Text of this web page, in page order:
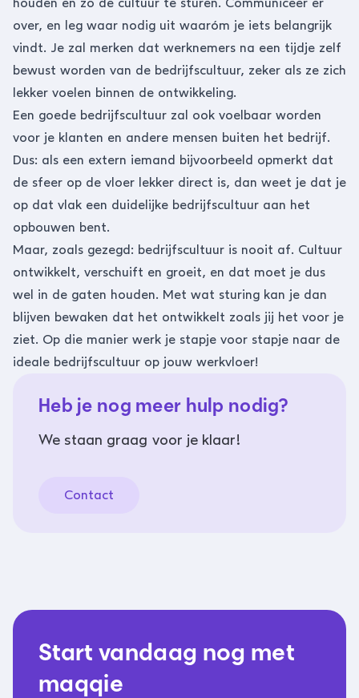
houden en zo de cultuur te sturen. Communiceer er
over, en leg waar nodig uit waaróm je iets belangrijk
vindt. Je zal merken dat werknemers na een tijdje zelf
bewust worden van de bedrijfscultuur, zeker als ze zich
lekker voelen binnen de ontwikkeling.
Een goede bedrijfscultuur zal ook voelbaar worden
voor je klanten en andere mensen buiten het bedrijf.
Dus: als een extern iemand bijvoorbeeld opmerkt dat
de sfeer op de vloer lekker direct is, dan weet je dat je
op dat vlak een duidelijke bedrijfscultuur aan het
opbouwen bent.
Maar, zoals gezegd: bedrijfscultuur is nooit af. Cultuur
ontwikkelt, verschuift en groeit, en dat moet je dus
wel in de gaten houden. Met wat sturing kan je dan
blijven bewaken dat het ontwikkelt zoals jij het voor je
ziet. Op die manier werk je stapje voor stapje naar de
ideale bedrijfscultuur op jouw werkvloer!
Heb je nog meer hulp nodig?
We staan graag voor je klaar!
Contact
Start vandaag nog met
maqqie